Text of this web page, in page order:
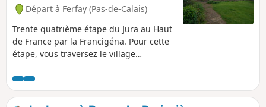
Départ à Ferfay (Pas-de-Calais)
Trente quatrième étape du Jura au Haut
de France par la Francigéna. Pour cette
étape, vous traversez le village
de différentes époques auxquels on leur
a attribué des miracles. La maison du
dernier d’entre eux, Benoît Labre, patron